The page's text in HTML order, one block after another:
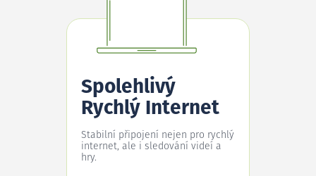
Spolehlivý
Rychlý Internet
Stabilní připojení nejen pro rychlý
internet, ale i sledování videí a
hry.